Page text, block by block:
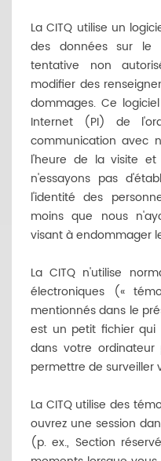
La CITQ utilise un
des données sur le
tentative non
modifier des
dommages. Ce
Internet (PI) de
communication avec
l'heure de la visite et
n'essayons pas
l'identité des
moins que nous
visant à endommager
La CITQ n'utilise
électroniques («
mentionnés dans le
est un petit fichier
dans votre
permettre de surveiller
La CITQ utilise des
ouvrez une session
(p. ex., Section